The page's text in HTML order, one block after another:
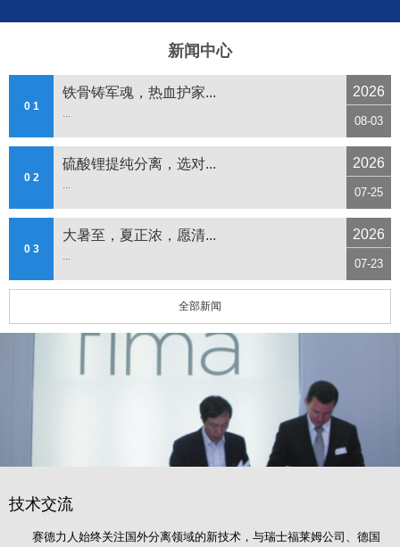
新闻中心
0 1
铁骨铸军魂，热血护家...
...
2026
08-03
0 2
硫酸锂提纯分离，选对...
...
2026
07-25
0 3
大暑至，夏正浓，愿清...
...
2026
07-23
全部新闻
技术交流
赛德力人始终关注国外分离领域的新技术，与瑞士福莱姆公司、德国